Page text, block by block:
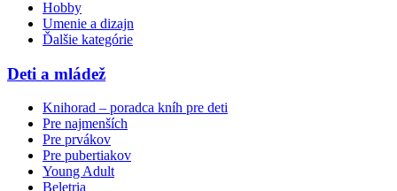
Hobby
Umenie a dizajn
Ďalšie kategórie
Deti a mládež
Knihorad – poradca kníh pre deti
Pre najmenších
Pre prvákov
Pre pubertiakov
Young Adult
Beletria